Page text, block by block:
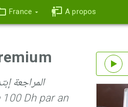
France A propos
المراجعة إبتداء من
Dh par an